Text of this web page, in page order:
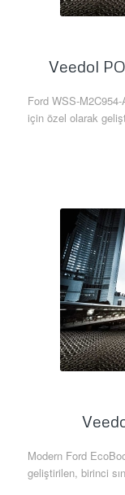
Veedol
Ford WSS-
için özel olarak
Modern Ford
geliştirilen, birinci